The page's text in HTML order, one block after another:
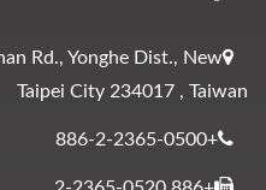
Rd., Yonghe Dist., New
Taipei City 234017 , Taiwan
+886-2-2365-0500